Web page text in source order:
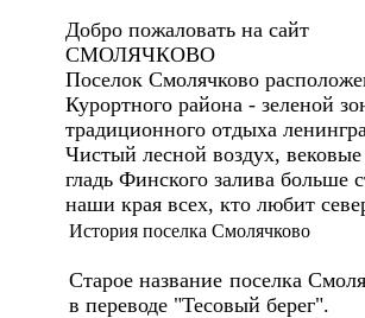
Добро пожаловать на сайт
СМОЛЯЧКОВО
Поселок Смолячково
Курортного района - зеленой
традиционного отдыха
Чистый лесной воздух,
гладь Финского залива больше
наши края всех, кто любит
История поселка Смолячково
Старое название поселка
в переводе "Тесовый берег".